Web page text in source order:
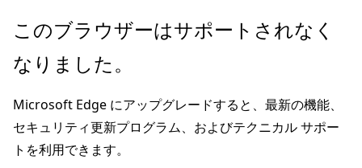
メ
ン
ン
テ
ン
ペ
ジ
ナ
ビ
ゲ
このブラウザーはサポートされなく
なりました。
Microsoft Edge にアップグレードすると、最新の機能、
セキュリティ更新プログラム、およびテクニカル サポー
トを利用できます。